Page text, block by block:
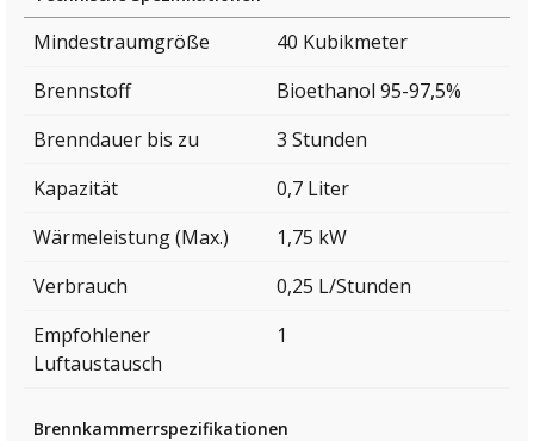
Mindestraumgröße
40 Kubikmeter
Brennstoff
Bioethanol 95-97,5%
Brenndauer bis zu
3 Stunden
Kapazität
0,7 Liter
Wärmeleistung (Max.)
1,75 kW
Verbrauch
0,25 L/Stunden
Empfohlener
Luftaustausch
1
Brennkammerrspezifikationen